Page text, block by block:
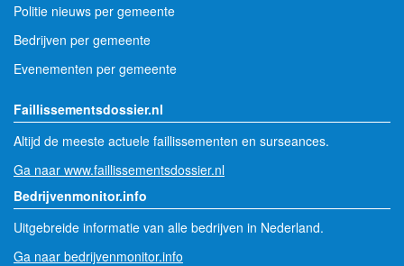
Politie nieuws per gemeente
Bedrijven per gemeente
Evenementen per gemeente
Faillissementsdossier.nl
Altijd de meeste actuele faillissementen en surseances.
Ga naar www.faillissementsdossier.nl
Bedrijvenmonitor.info
Uitgebreide informatie van alle bedrijven in Nederland.
Ga naar bedrijvenmonitor.info